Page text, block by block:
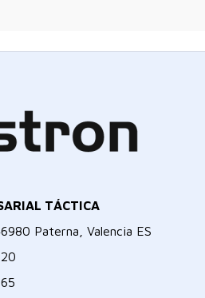
TÁCTICA
Paterna, Valencia ES